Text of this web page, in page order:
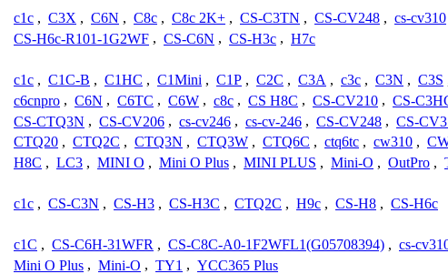
c1c , C3X , C6N , C8c , C8c 2K+ , CS-C3TN , CS-CV248 , cs-cv310
CS-H6c-R101-1G2WF , CS-C6N , CS-H3c , H7c
c1c , C1C-B , C1HC , C1Mini , C1P , C2C , C3A , c3c , C3N , C3S
c6cnpro , C6N , C6TC , C6W , c8c , CS H8C , CS-CV210 , CS-
CS-CTQ3N , CS-CV206 , cs-cv246 , cs-cv-246 , CS-CV248 , CS-
CTQ20 , CTQ2C , CTQ3N , CTQ3W , CTQ6C , ctq6tc , cw310 ,
H8C , LC3 , MINI O , Mini O Plus , MINI PLUS , Mini-O , OutPro ,
c1c , CS-C3N , CS-H3 , CS-H3C , CTQ2C , H9c , CS-H8 , CS-H6c
c1C , CS-C6H-31WFR , CS-C8C-A0-1F2WFL1(G05708394) , cs-
Mini O Plus , Mini-O , TY1 , YCC365 Plus